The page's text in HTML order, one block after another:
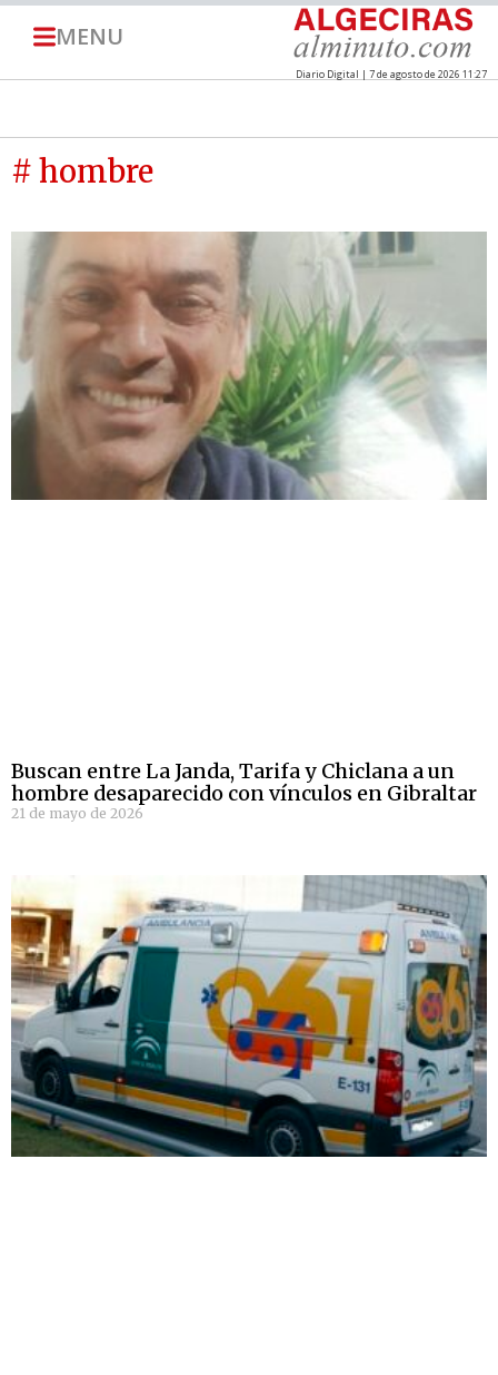
MENU
Diario Digital | 7 de agosto de 2026 11:27
# hombre
Buscan entre La Janda, Tarifa y Chiclana a un
hombre desaparecido con vínculos en Gibraltar
21 de mayo de 2026